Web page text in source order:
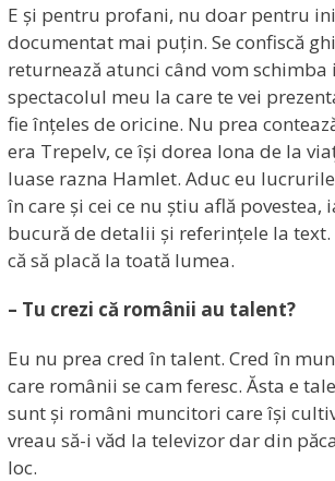
E și pentru profani, nu doar pentru
documentat mai puțin. Se confiscă
returnează atunci când vom
spectacolul meu la care te vei
fie înțeles de oricine. Nu prea
era Trepelv, ce își dorea Iona de la
luase razna Hamlet. Aduc eu
în care și cei ce nu știu află povestea,
bucură de detalii și referințele la
că să placă la toată lumea.
– Tu crezi că românii au talent?
Eu nu prea cred în talent. Cred în
care românii se cam feresc. Ăsta e
sunt și români muncitori care își
vreau să-i văd la televizor dar din
loc.